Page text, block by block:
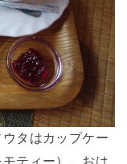
タはカップケー
ティー）。おは